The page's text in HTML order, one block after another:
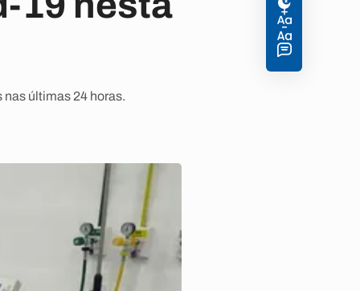
nas últimas 24 horas.